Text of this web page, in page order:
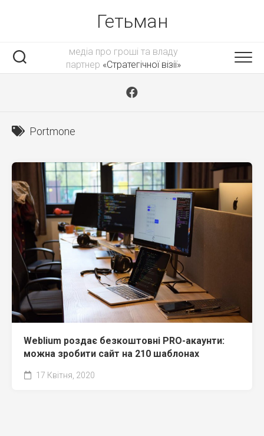
Гетьман
медіа про гроші та владу
партнер «Стратегічної візії»
Portmone
Weblium роздає безкоштовні PRO-акаунти:
можна зробити сайт на 210 шаблонах
17 Квітня, 2020